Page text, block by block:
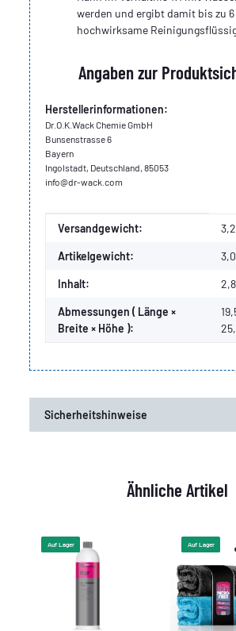
werden und ergibt damit bis zu
hochwirksame
Angaben zur
Herstellerinformationen:
Dr.O.K.Wack Chemie GmbH
Bunsenstrasse 6
Bayern
Ingolstadt, Deutschland, 85053
info@dr-wack.com
Produkteigenschaft
Wert
Versandgewicht:
Artikelgewicht:
Inhalt:
Abmessungen ( Länge ×
Breite × Höhe ):
Sicherheitshinweise
Ähnliche Artikel
Auf Lager Auf Lager